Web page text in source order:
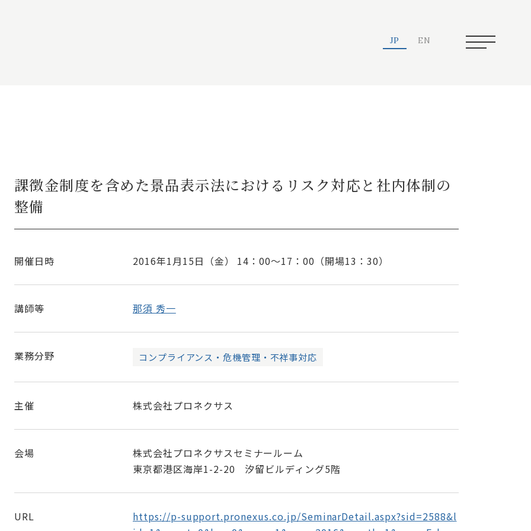
JP EN
課徴金制度を含めた景品表示法におけるリスク対応と社内体制の
整備
開催日時 2016年1月15日（金） 14：00～17：00（開場13：30）
講師等 那須 秀一
業務分野 コンプライアンス・危機管理・不祥事対応
主催 株式会社プロネクサス
会場
株式会社プロネクサスセミナールーム
東京都港区海岸1-2-20 汐留ビルディング5階
URL
https://p-support.pronexus.co.jp/SeminarDetail.aspx?sid=2588&l